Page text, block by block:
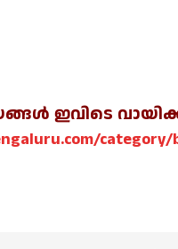
ഇവിടെ